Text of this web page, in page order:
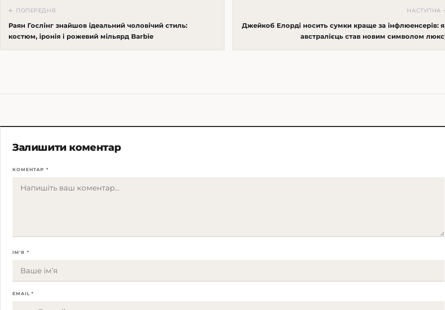
← ПОПЕРЕДНЯ
Раян Гослінг знайшов ідеальний чоловічий стиль:
костюм, іронія і рожевий мільярд Barbie
НАСТУПНА
Джейкоб Елорді носить сумки краще за інфлюенсерів:
австралієць став новим символом
Залишити коментар
КОМЕНТАР *
ІМ'Я *
EMAIL *